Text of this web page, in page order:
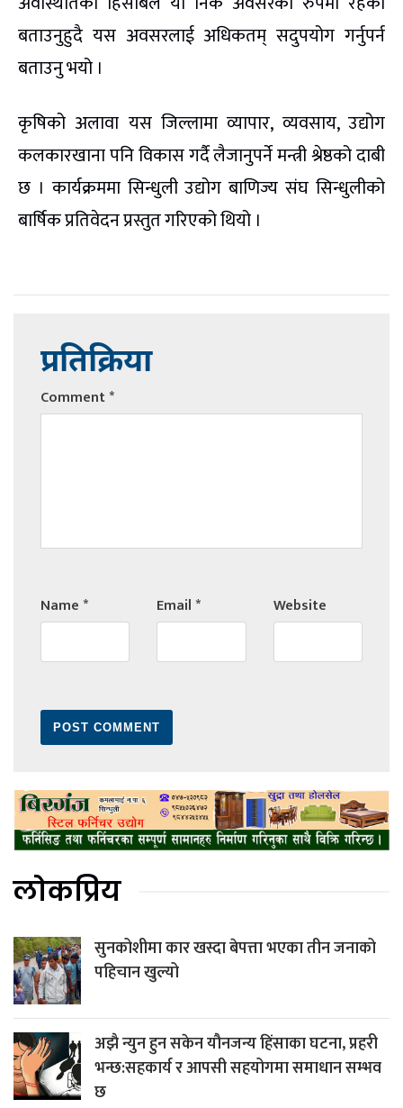
बताउनुहुदै यस अवसरलाई अधिकतम् सदुपयोग गर्नुपर्न
बताउनु भयो ।
कृषिको अलावा यस जिल्लामा व्यापार, व्यवसाय, उद्योग
कलकारखाना पनि विकास गर्दै लैजानुपर्ने मन्त्री श्रेष्ठको दाबी
छ । कार्यक्रममा सिन्धुली उद्योग बाणिज्य संघ सिन्धुलीको
बार्षिक प्रतिवेदन प्रस्तुत गरिएको थियो ।
प्रतिक्रिया
Comment*
Name* Email* Website
लोकप्रिय
सुनकोशीमा कार खस्दा बेपत्ता भएका तीन जनाको
पहिचान खुल्यो
अझै न्युन हुन सकेन यौनजन्य हिंसाका घटना, प्रहरी
भन्छ:सहकार्य र आपसी सहयोगमा समाधान सम्भव
छ